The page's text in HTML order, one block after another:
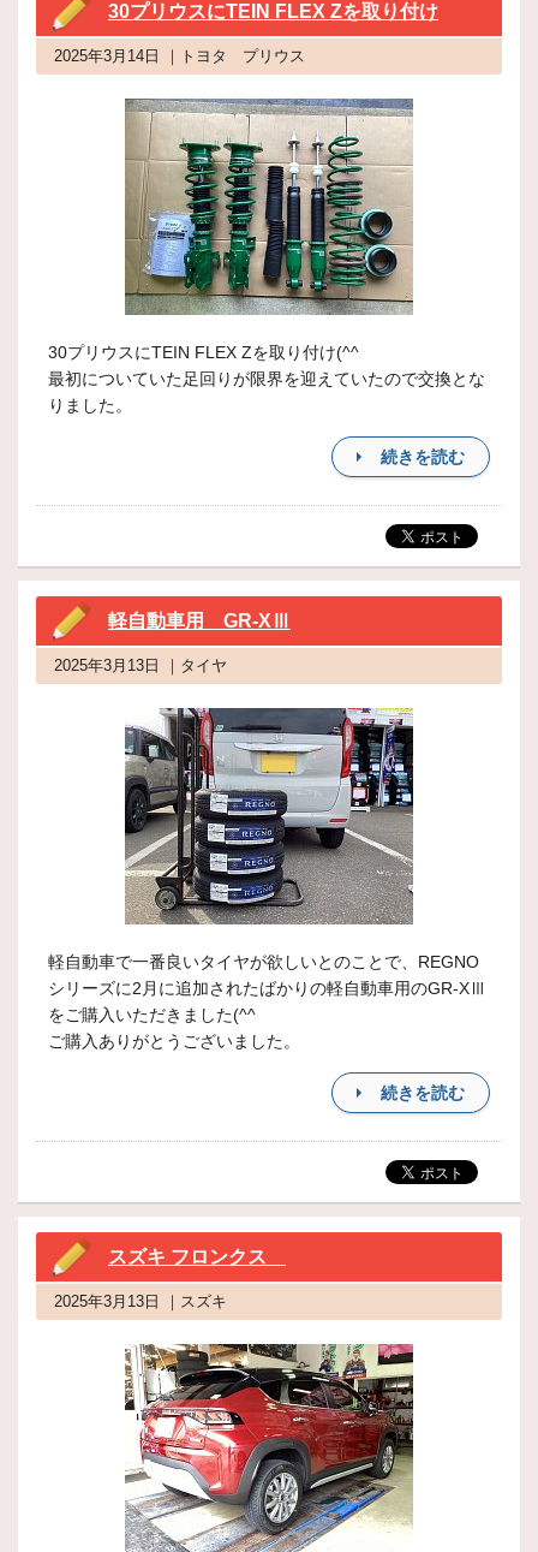
30プリウスにTEIN FLEX Zを取り付け
2025年3月14日 ｜トヨタ プリウス
30プリウスにTEIN FLEX Zを取り付け(^^
最初についていた足回りが限界を迎えていたので交換とな
りました。
続きを読む
軽自動車用 GR-XⅢ
2025年3月13日 ｜タイヤ
軽自動車で一番良いタイヤが欲しいとのことで、REGNO
シリーズに2月に追加されたばかりの軽自動車用のGR-XⅢ
をご購入いただきました(^^
ご購入ありがとうございました。
続きを読む
スズキ フロンクス
2025年3月13日 ｜スズキ